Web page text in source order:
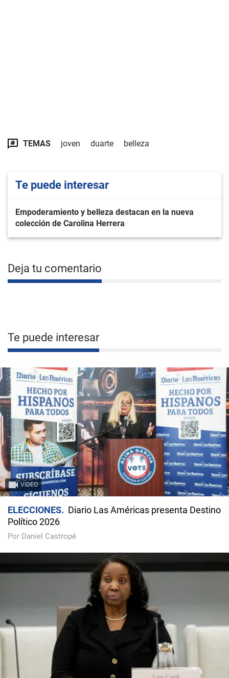
TEMAS joven duarte belleza
Te puede interesar
Empoderamiento y belleza destacan en la nueva
colección de Carolina Herrera
Deja tu comentario
Te puede interesar
VIDEO
ELECCIONES
Diario Las Américas presenta Destino
Político 2026
Por Daniel Castropé